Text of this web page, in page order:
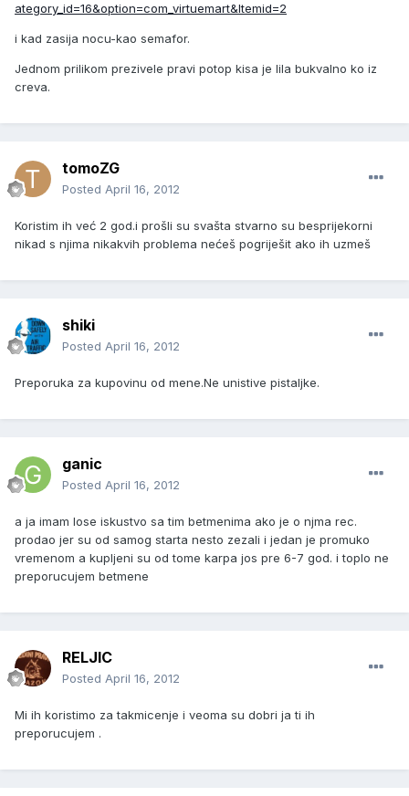
ategory_id=16&option=com_virtuemart&Itemid=2
i kad zasija nocu-kao semafor.
Jednom prilikom prezivele pravi potop kisa je lila bukvalno ko iz
creva.
tomoZG
Posted April 16, 2012
Koristim ih već 2 god.i prošli su svašta stvarno su besprijekorni
nikad s njima nikakvih problema nećeš pogriješit ako ih uzmeš
shiki
Posted April 16, 2012
Preporuka za kupovinu od mene.Ne unistive pistaljke.
ganic
Posted April 16, 2012
a ja imam lose iskustvo sa tim betmenima ako je o njma rec.
prodao jer su od samog starta nesto zezali i jedan je promuko
vremenom a kupljeni su od tome karpa jos pre 6-7 god. i toplo ne
preporucujem betmene
RELJIC
Posted April 16, 2012
Mi ih koristimo za takmicenje i veoma su dobri ja ti ih
preporucujem .